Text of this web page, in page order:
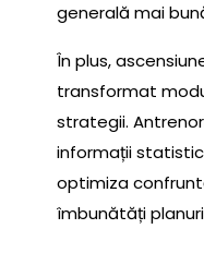
generală mai
În plus,
transformat
strategii.
informații
optimiza
îmbunătăți